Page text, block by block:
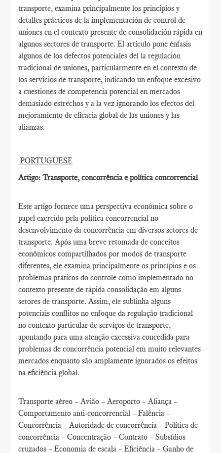
transporte, examina principalmente los principios y
detalles prácticos de la implementación de control de
uniones en el contexto presente de consolidación rápida en
algunos sectores de transporte. El artículo pone énfasis
algunos de los defectos potenciales del la regulación
tradicional de uniones, particularmente en el contexto de
los servicios de transporte, indicando un enfoque excesivo
a cuestiones de competencia potencial en mercados
demasiado estrechos y a la vez ignorando los efectos del
mejoramiento de eficacia global de las uniones y las
alianzas.
PORTUGUESE
Artigo: Transporte, concorrência e política concorrencial
Este artigo fornece uma perspectiva econômica sobre o
papel exercido pela política concorrencial no
desenvolvimento da concorrência em diversos setores de
transporte. Após uma breve retomada de conceitos
econômicos compartilhados por modos de transporte
diferentes, ele examina principalmente os princípios e os
problemas práticos do controle como implementado no
contexto presente de rápida consolidação em alguns
setores de transporte. Assim, ele sublinha alguns
potenciais conflitos no enfoque da regulação tradicional
no contexto particular de serviços de transporte,
apontando para uma atenção excessiva concedida para
problemas de concorrência potencial em muito relevantes
mercados enquanto são amplamente ignorados os efeitos
na eficiência global.
Transporte aéreo – Avião – Aeroporto – Aliança –
Comportamento anti-concorrencial – Falência –
Concorrência – Autoridade de concorrência – Política de
concorrência – Concentração – Contrato – Subsídios
cruzados – Economia de escala – Eficiência – Ganho de